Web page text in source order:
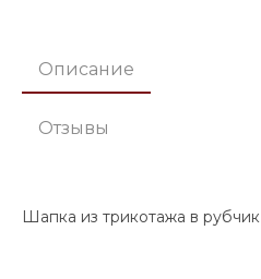
Описание
Отзывы
Шапка из трикотажа в рубчик